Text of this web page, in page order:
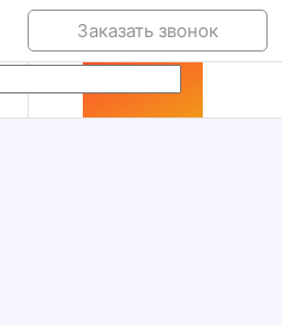
Заказать звонок